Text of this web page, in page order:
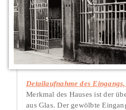
Detailaufnahme des Eingangs,
Merkmal des Hauses ist der
aus Glas. Der gewölbte